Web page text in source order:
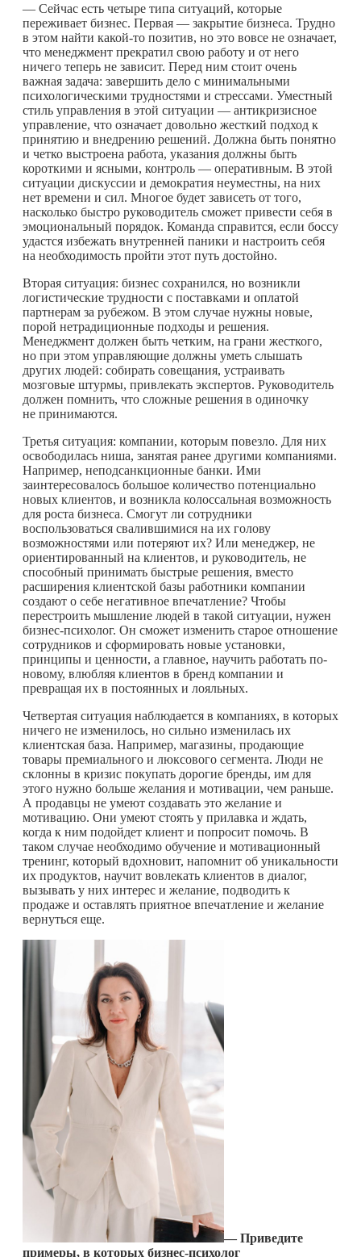
— Сейчас есть четыре типа ситуаций, которые
переживает бизнес. Первая — закрытие бизнеса. Трудно
в этом найти какой-то позитив, но это вовсе не означает,
что менеджмент прекратил свою работу и от него
ничего теперь не зависит. Перед ним стоит очень
важная задача: завершить дело с минимальными
психологическими трудностями и стрессами. Уместный
стиль управления в этой ситуации — антикризисное
управление, что означает довольно жесткий подход к
принятию и внедрению решений. Должна быть понятно
и четко выстроена работа, указания должны быть
короткими и ясными, контроль — оперативным. В этой
ситуации дискуссии и демократия неуместны, на них
нет времени и сил. Многое будет зависеть от того,
насколько быстро руководитель сможет привести себя в
эмоциональный порядок. Команда справится, если боссу
удастся избежать внутренней паники и настроить себя
на необходимость пройти этот путь достойно.
Вторая ситуация: бизнес сохранился, но возникли
логистические трудности с поставками и оплатой
партнерам за рубежом. В этом случае нужны новые,
порой нетрадиционные подходы и решения.
Менеджмент должен быть четким, на грани жесткого,
но при этом управляющие должны уметь слышать
других людей: собирать совещания, устраивать
мозговые штурмы, привлекать экспертов. Руководитель
должен помнить, что сложные решения в одиночку
не принимаются.
Третья ситуация: компании, которым повезло. Для них
освободилась ниша, занятая ранее другими компаниями.
Например, неподсанкционные банки. Ими
заинтересовалось большое количество потенциально
новых клиентов, и возникла колоссальная возможность
для роста бизнеса. Смогут ли сотрудники
воспользоваться свалившимися на их голову
возможностями или потеряют их? Или менеджер, не
ориентированный на клиентов, и руководитель, не
способный принимать быстрые решения, вместо
расширения клиентской базы работники компании
создают о себе негативное впечатление? Чтобы
перестроить мышление людей в такой ситуации, нужен
бизнес-психолог. Он сможет изменить старое отношение
сотрудников и сформировать новые установки,
принципы и ценности, а главное, научить работать по-
новому, влюбляя клиентов в бренд компании и
превращая их в постоянных и лояльных.
Четвертая ситуация наблюдается в компаниях, в которых
ничего не изменилось, но сильно изменилась их
клиентская база. Например, магазины, продающие
товары премиального и люксового сегмента. Люди не
склонны в кризис покупать дорогие бренды, им для
этого нужно больше желания и мотивации, чем раньше.
А продавцы не умеют создавать это желание и
мотивацию. Они умеют стоять у прилавка и ждать,
когда к ним подойдет клиент и попросит помочь. В
таком случае необходимо обучение и мотивационный
тренинг, который вдохновит, напомнит об уникальности
их продуктов, научит вовлекать клиентов в диалог,
вызывать у них интерес и желание, подводить к
продаже и оставлять приятное впечатление и желание
вернуться еще.
— Приведите
примеры, в которых бизнес-психолог